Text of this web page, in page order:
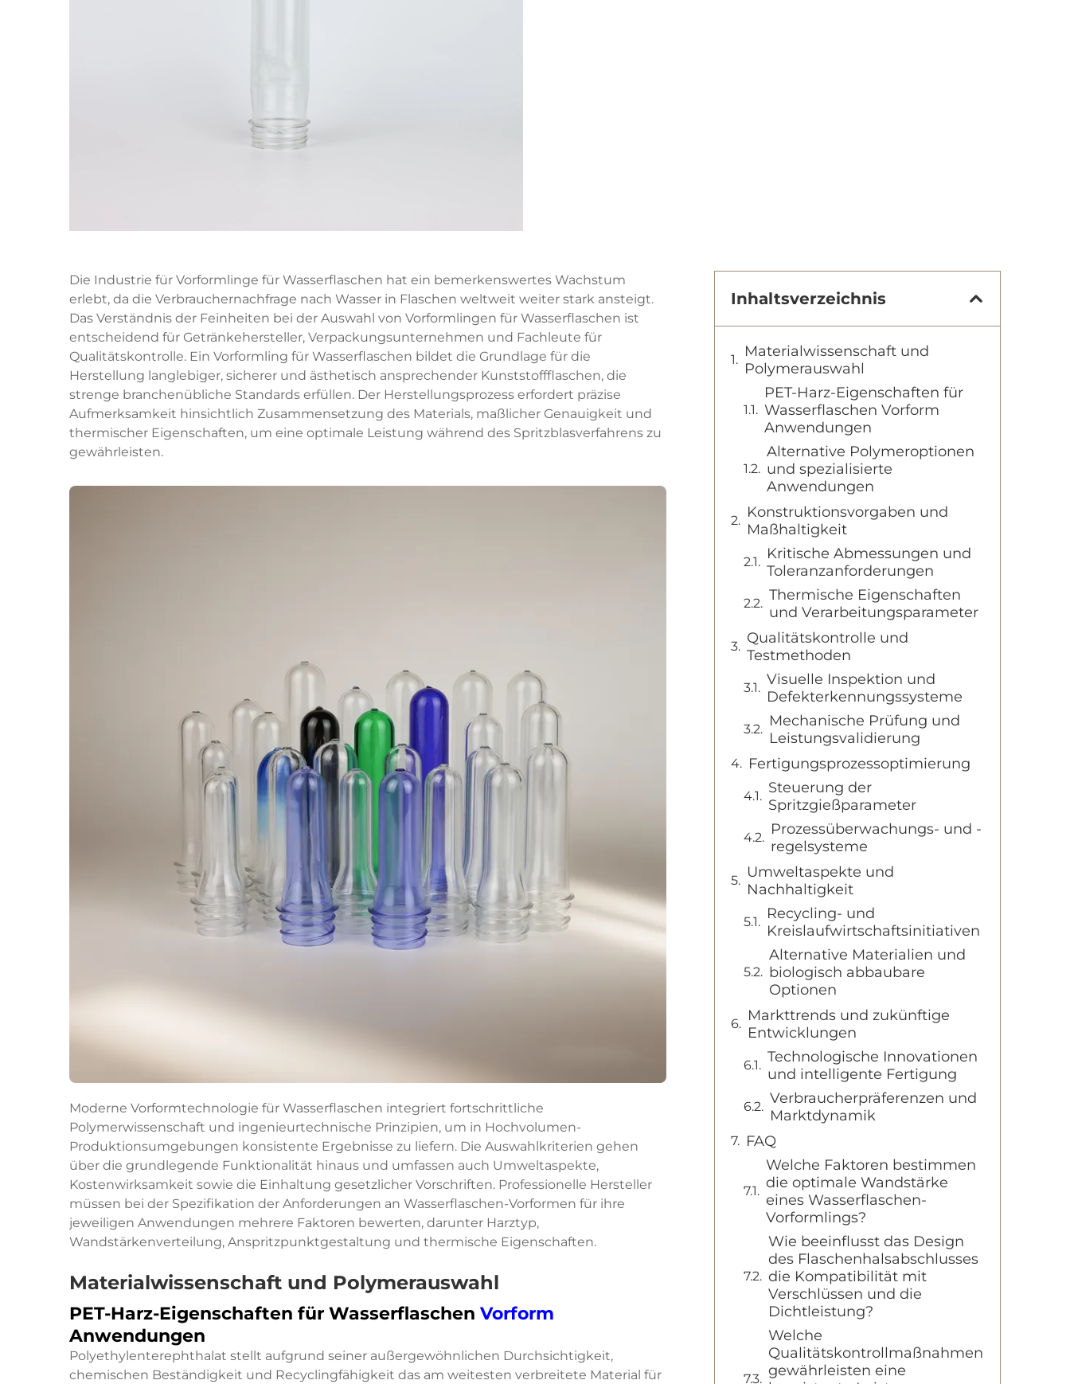
Die Industrie für Vorformlinge für Wasserflaschen hat ein bemerkenswertes Wachstum
erlebt, da die Verbrauchernachfrage nach Wasser in Flaschen weltweit weiter stark ansteigt.
Das Verständnis der Feinheiten bei der Auswahl von Vorformlingen für Wasserflaschen ist
entscheidend für Getränkehersteller, Verpackungsunternehmen und Fachleute für
Qualitätskontrolle. Ein Vorformling für Wasserflaschen bildet die Grundlage für die
Herstellung langlebiger, sicherer und ästhetisch ansprechender Kunststoffflaschen, die
strenge branchenübliche Standards erfüllen. Der Herstellungsprozess erfordert präzise
Aufmerksamkeit hinsichtlich Zusammensetzung des Materials, maßlicher Genauigkeit und
thermischer Eigenschaften, um eine optimale Leistung während des Spritzblasverfahrens zu
gewährleisten.
Moderne Vorformtechnologie für Wasserflaschen integriert fortschrittliche
Polymerwissenschaft und ingenieurtechnische Prinzipien, um in Hochvolumen-
Produktionsumgebungen konsistente Ergebnisse zu liefern. Die Auswahlkriterien gehen
über die grundlegende Funktionalität hinaus und umfassen auch Umweltaspekte,
Kostenwirksamkeit sowie die Einhaltung gesetzlicher Vorschriften. Professionelle Hersteller
müssen bei der Spezifikation der Anforderungen an Wasserflaschen-Vorformen für ihre
jeweiligen Anwendungen mehrere Faktoren bewerten, darunter Harztyp,
Wandstärkenverteilung, Anspritzpunktgestaltung und thermische Eigenschaften.
Materialwissenschaft und Polymerauswahl
PET-Harz-Eigenschaften für Wasserflaschen Vorform
Anwendungen
Polyethylenterephthalat stellt aufgrund seiner außergewöhnlichen Durchsichtigkeit,
chemischen Beständigkeit und Recyclingfähigkeit das am weitesten verbreitete Material für
Inhaltsverzeichnis
Materialwissenschaft und
Polymerauswahl
PET-Harz-Eigenschaften für
Wasserflaschen Vorform
Anwendungen
Alternative Polymeroptionen
und spezialisierte
Anwendungen
Konstruktionsvorgaben und
Maßhaltigkeit
Kritische Abmessungen und
Toleranzanforderungen
Thermische Eigenschaften
und Verarbeitungsparameter
Qualitätskontrolle und
Testmethoden
Visuelle Inspektion und
Defekterkennungssysteme
Mechanische Prüfung und
Leistungsvalidierung
Fertigungsprozessoptimierung
Steuerung der
Spritzgießparameter
Prozessüberwachungs- und -
regelsysteme
Umweltaspekte und
Nachhaltigkeit
Recycling- und
Kreislaufwirtschaftsinitiativen
Alternative Materialien und
biologisch abbaubare
Optionen
Markttrends und zukünftige
Entwicklungen
Technologische Innovationen
und intelligente Fertigung
Verbraucherpräferenzen und
Marktdynamik
FAQ
Welche Faktoren bestimmen
die optimale Wandstärke
eines Wasserflaschen-
Vorformlings?
Wie beeinflusst das Design
des Flaschenhalsabschlusses
die Kompatibilität mit
Verschlüssen und die
Dichtleistung?
Welche
Qualitätskontrollmaßnahmen
gewährleisten eine